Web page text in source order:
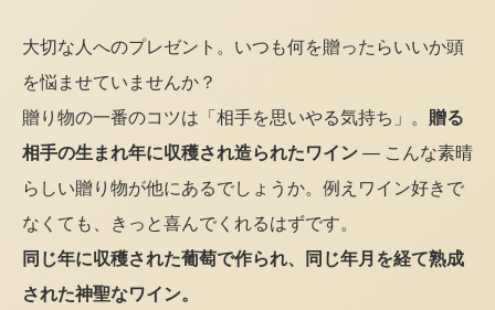
大切な人へのプレゼント。いつも何を贈ったらいいか頭
を悩ませていませんか？
贈り物の一番のコツは「相手を思いやる気持ち」。 贈る
相手の生まれ年に収穫され造られたワイン — こんな素晴
らしい贈り物が他にあるでしょうか。例えワイン好きで
なくても、きっと喜んでくれるはずです。
同じ年に収穫された葡萄で作られ、同じ年月を経て熟成
された神聖なワイン。